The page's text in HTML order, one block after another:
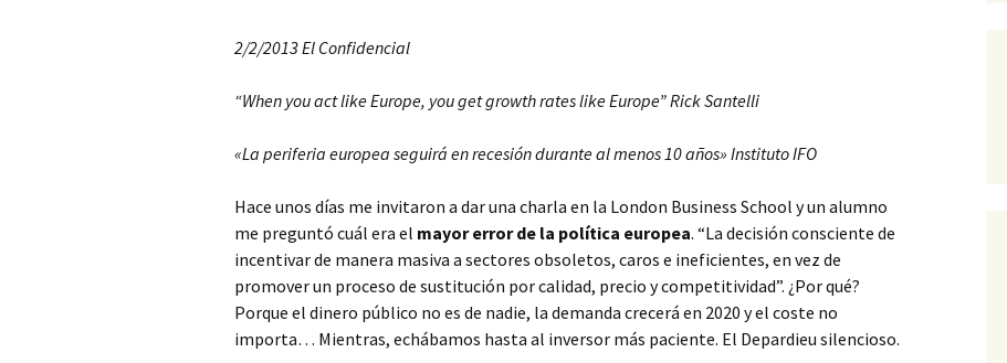
2/2/2013 El Confidencial
“When you act like Europe, you get growth rates like Europe” Rick Santelli
«La periferia europea seguirá en recesión durante al menos 10 años» Instituto IFO
Hace unos días me invitaron a dar una charla en la London Business School y un alumno
me preguntó cuál era el mayor error de la política europea. “La decisión consciente de
incentivar de manera masiva a sectores obsoletos, caros e ineficientes, en vez de
promover un proceso de sustitución por calidad, precio y competitividad”. ¿Por qué?
Porque el dinero público no es de nadie, la demanda crecerá en 2020 y el coste no
importa… Mientras, echábamos hasta al inversor más paciente. El Depardieu silencioso.